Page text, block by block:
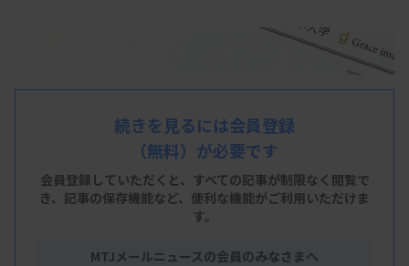
続きを見るには会員登録
（無料）が必要です
会員登録していただくと、すべての記事が制限なく閲覧で
き、 記事の保存機能など、便利な機能がご利用いただけま
す。
MTJメールニュースの会員のみなさまへ